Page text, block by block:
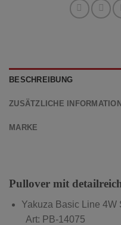
BESCHREIBUNG
ZUSÄTZLICHE
MARKE
Pullover mit
Yakuza Basic Line
Art: PB-14075